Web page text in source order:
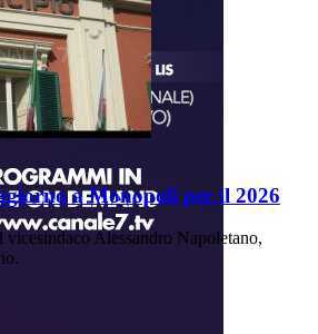
a Monopoli per il 2026
Alessandro Napoletano,